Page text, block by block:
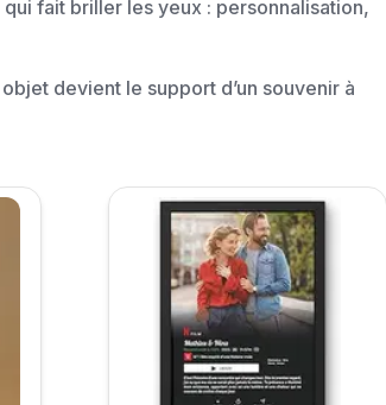
fait briller les yeux : personnalisation,
devient le support d’un souvenir à